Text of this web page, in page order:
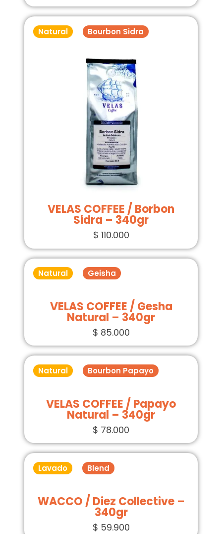
Natural Bourbon Sidra
VELAS COFFEE / Borbon
Sidra – 340gr
$ 110.000
Natural Geisha
VELAS COFFEE / Gesha
Natural – 340gr
$ 85.000
Natural Bourbon Papayo
VELAS COFFEE / Papayo
Natural – 340gr
$ 78.000
Lavado Blend
WACCO / Diez Collective –
340gr
$ 59.900